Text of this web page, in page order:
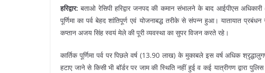
हरिद्वार: बताओ रेसिपी हरिद्वार जनपद की कमान संभालने के बाद आईपीएस
पूर्णिमा का पर्व बेहद शांतिपूर्ण एवं योजनाबद्ध तरीके से संपन्न हुआ। यातायात
कप्तान अजय सिंह स्वयं मेले की पूरी व्यवस्था का सुपर विजन करते रहे।
कार्तिक पूर्णिमा पर्व पर पिछले वर्ष (13.90 लाख) के मुकाबले इस वर्ष अधिक
हटाए जाने से किसी भी बॉर्डर पर जाम की स्थिति नहीं हुई व कई यात्रीगण द्वारा